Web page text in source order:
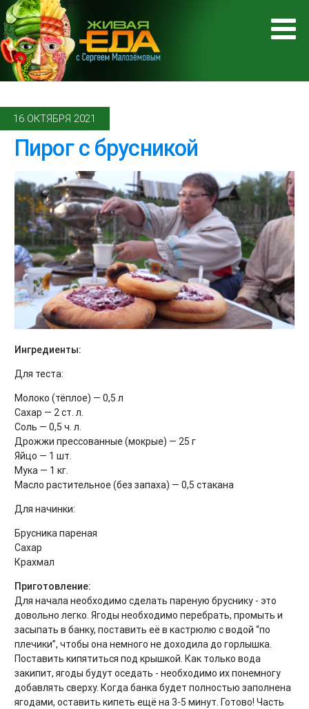
16 ОКТЯБРЯ 2021
Пирог с брусникой
Ингредиенты:
Для теста:
Молоко (тёплое) — 0,5 л
Сахар — 2 ст. л.
Соль — 0,5 ч. л.
Дрожжи прессованные (мокрые) — 25 г
Яйцо — 1 шт.
Мука — 1 кг.
Масло растительное (без запаха) — 0,5 стакана
Для начинки:
Брусника пареная
Сахар
Крахмал
Приготовление:
Для начала необходимо сделать пареную бруснику - это
довольно легко. Ягоды необходимо перебрать, промыть и
засыпать в банку, поставить её в кастрюлю с водой “по
плечики”, чтобы она немного не доходила до горлышка.
Поставить кипятиться под крышкой. Как только вода
закипит, ягоды будут оседать - необходимо их понемногу
добавлять сверху. Когда банка будет полностью заполнена
ягодами, оставить кипеть ещё на 3-5 минут. Готово! Часть